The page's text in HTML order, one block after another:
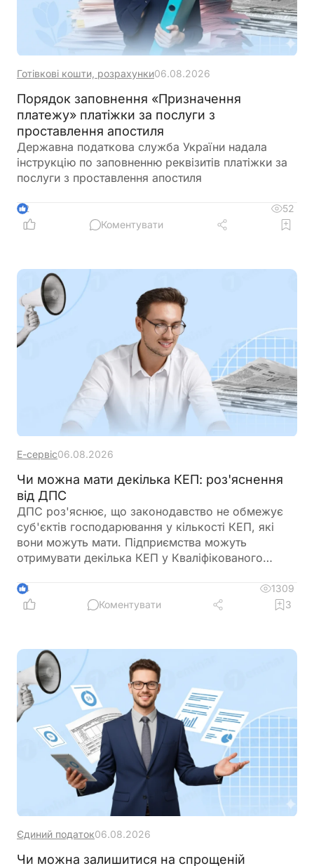
Готівкові кошти, розрахунки06.08.2026
Порядок заповнення «Призначення
платежу» платіжки за послуги з
проставлення апостиля
Державна податкова служба України надала
інструкцію по заповненню реквізитів платіжки за
послуги з проставлення апостиля
2
52
Коментувати
Е-сервіс06.08.2026
Чи можна мати декілька КЕП: роз'яснення
від ДПС
ДПС роз'яснює, що законодавство не обмежує
суб'єктів господарювання у кількості КЕП, які
вони можуть мати. Підприємства можуть
отримувати декілька КЕП у Кваліфікованого
України
4
1309
Коментувати
3
Єдиний податок06.08.2026
Чи можна залишитися на спрощеній